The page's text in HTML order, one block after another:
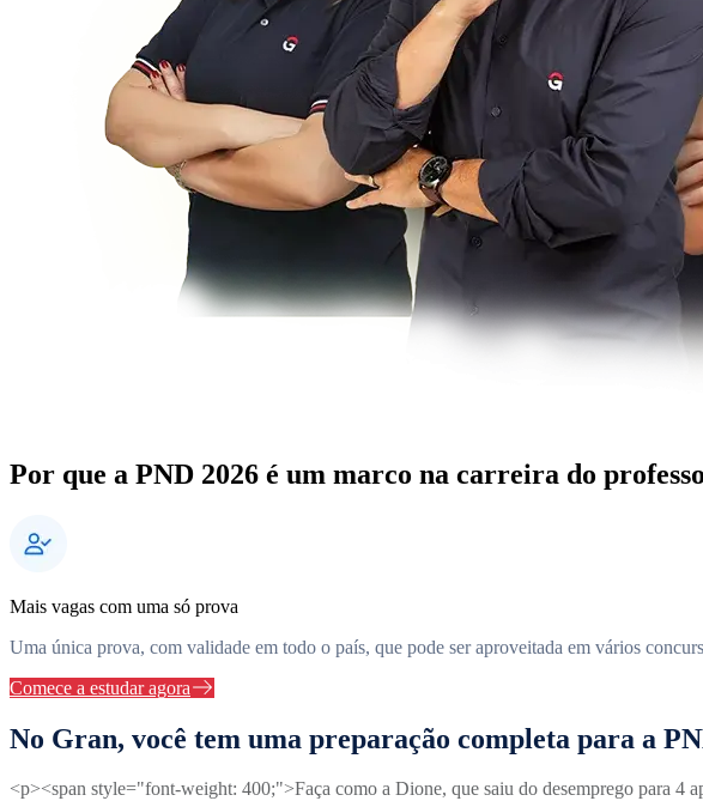
Por que a PND 2026 é um marco na carreira do
Mais vagas com uma só prova
Uma única prova, com validade em todo o país, que pode ser aproveitada em vários
Comece a estudar agora
No Gran, você tem uma preparação completa para a
<p><span style="font-weight: 400;">Faça como a Dione, que saiu do desemprego para 4